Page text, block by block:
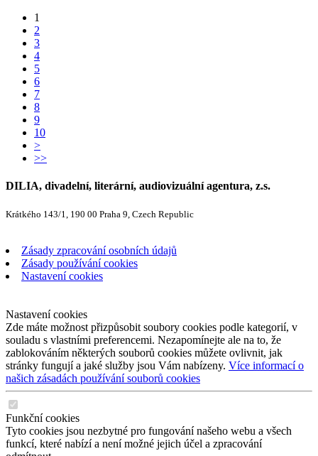
1
2
3
4
5
6
7
8
9
10
>
>>
DILIA, divadelní, literární, audiovizuální agentura, z.s.
Krátkého 143/1, 190 00 Praha 9, Czech Republic
Zásady zpracování osobních údajů
Zásady používání cookies
Nastavení cookies
Nastavení cookies
Zde máte možnost přizpůsobit soubory cookies podle kategorií, v
souladu s vlastními preferencemi. Nezapomínejte ale na to, že
zablokováním některých souborů cookies můžete ovlivnit, jak
stránky fungují a jaké služby jsou Vám nabízeny. Více informací o
našich zásadách používání souborů cookies
Funkční cookies
Tyto cookies jsou nezbytné pro fungování našeho webu a všech
funkcí, které nabízí a není možné jejich účel a zpracování